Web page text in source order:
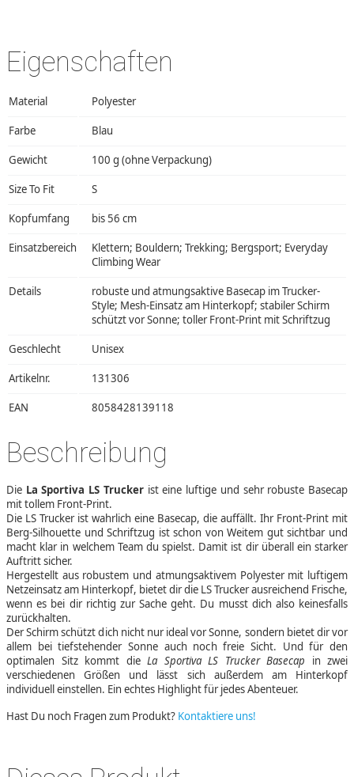
Eigenschaften
Material Polyester
Farbe Blau
Gewicht 100 g (ohne Verpackung)
Size To Fit S
Kopfumfang bis 56 cm
Einsatzbereich
Klettern; Bouldern; Trekking; Bergsport; Everyday
Climbing Wear
Details
robuste und atmungsaktive Basecap im Trucker-
Style; Mesh-Einsatz am Hinterkopf; stabiler Schirm
schützt vor Sonne; toller Front-Print mit Schriftzug
Geschlecht Unisex
Artikelnr. 131306
EAN 8058428139118
Beschreibung
Die La Sportiva LS Truckerist eine luftige und sehr robuste Basecap
mit tollem Front-Print.
Die LS Trucker ist wahrlich eine Basecap, die auffällt. Ihr Front-Print mit
Berg-Silhouette und Schriftzug ist schon von Weitem gut sichtbar und
macht klar in welchem Team du spielst. Damit ist dir überall ein starker
Auftritt sicher.
Hergestellt aus robustem und atmungsaktivem Polyester mit luftigem
Netzeinsatz am Hinterkopf, bietet dir die LS Trucker ausreichend Frische,
wenn es bei dir richtig zur Sache geht. Du musst dich also keinesfalls
zurückhalten.
Der Schirm schützt dich nicht nur ideal vor Sonne, sondern bietet dir vor
allem bei tiefstehender Sonne auch noch freie Sicht. Und für den
optimalen Sitz kommt die La Sportiva LS Trucker Basecap in zwei
verschiedenen Größen und lässt sich außerdem am Hinterkopf
individuell einstellen. Ein echtes Highlight für jedes Abenteuer.
Hast Du noch Fragen zum Produkt? Kontaktiere uns!